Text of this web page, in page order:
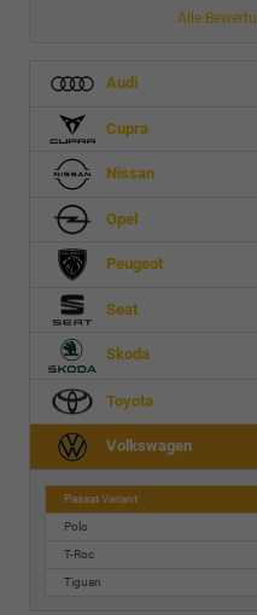
Alle
Audi
Cupra
Nissan
Opel
Peugeot
Seat
Skoda
Toyota
Volkswagen
Passat Variant
Polo
T-Roc
Tiguan